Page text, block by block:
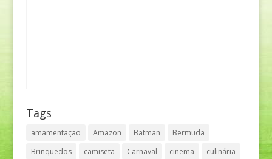
Tags
amamentação Amazon Batman
Bermuda
Brinquedos
camiseta Carnaval cinema
culinária